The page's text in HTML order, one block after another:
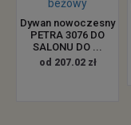
Dywan nowoczesny
PETRA 3076 DO
SALONU DO ...
od 207.02 zł